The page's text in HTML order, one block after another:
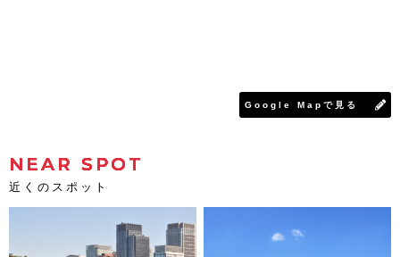
Google Mapで見る
NEAR SPOT
近くのスポット